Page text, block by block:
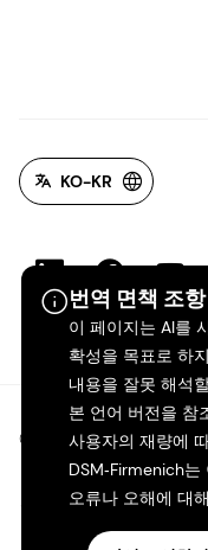
번역 면책 조항
이 페이지는 AI를
확성을 목표로 하
내용을 잘못 해석
본 언어 버전을 참
사용자의 재량에
DSM‑Firmenich
오류나 오해에 대
KO-KR
©2026 dsm-
개인정보 보호 고지